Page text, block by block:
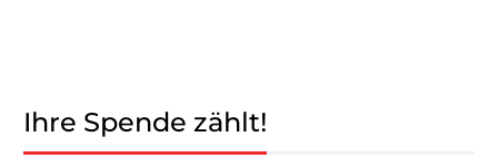
Ihre Spende zählt!